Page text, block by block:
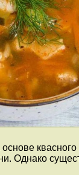
Однако